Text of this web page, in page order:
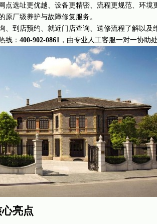
点选址更优越、设备更精密、流程更规范、环境
原厂级养护与故障修复服务。
、到店预约、就近门店查询、送修流程了解以及
线： 400-902-0861，由专业人工客服一对一协助
亮点